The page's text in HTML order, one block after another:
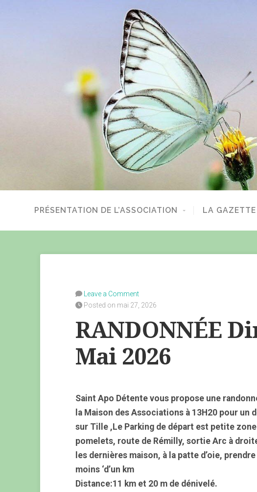
PRÉSENTATION DE L’ASSOCIATION LA GAZETTE
Leave a Comment
Posted on mai 27, 2026
RANDONNÉE
Mai 2026
Saint Apo Détente vous propose une
la Maison des Associations à 13H20 pour un
sur Tille ,Le Parking de départ est petite
pomelets, route de Rémilly, sortie Arc à
les dernières maison, à la patte d’oie,
moins ‘d’un km
Distance:11 km et 20 m de dénivelé.